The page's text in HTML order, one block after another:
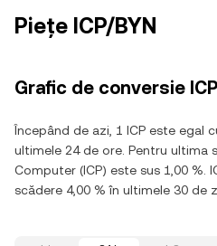
Piețe ICP/BYN
Grafic de conversie
Începând de azi, 1 ICP este egal
ultimele 24 de ore. Pentru ultima
Computer (ICP) este sus 1,00 %.
scădere 4,00 % în ultimele 30 de